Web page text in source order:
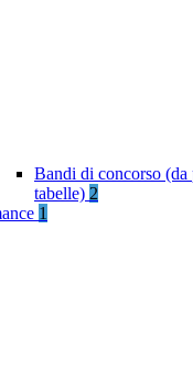
Bandi di concorso (da
tabelle) 2
1